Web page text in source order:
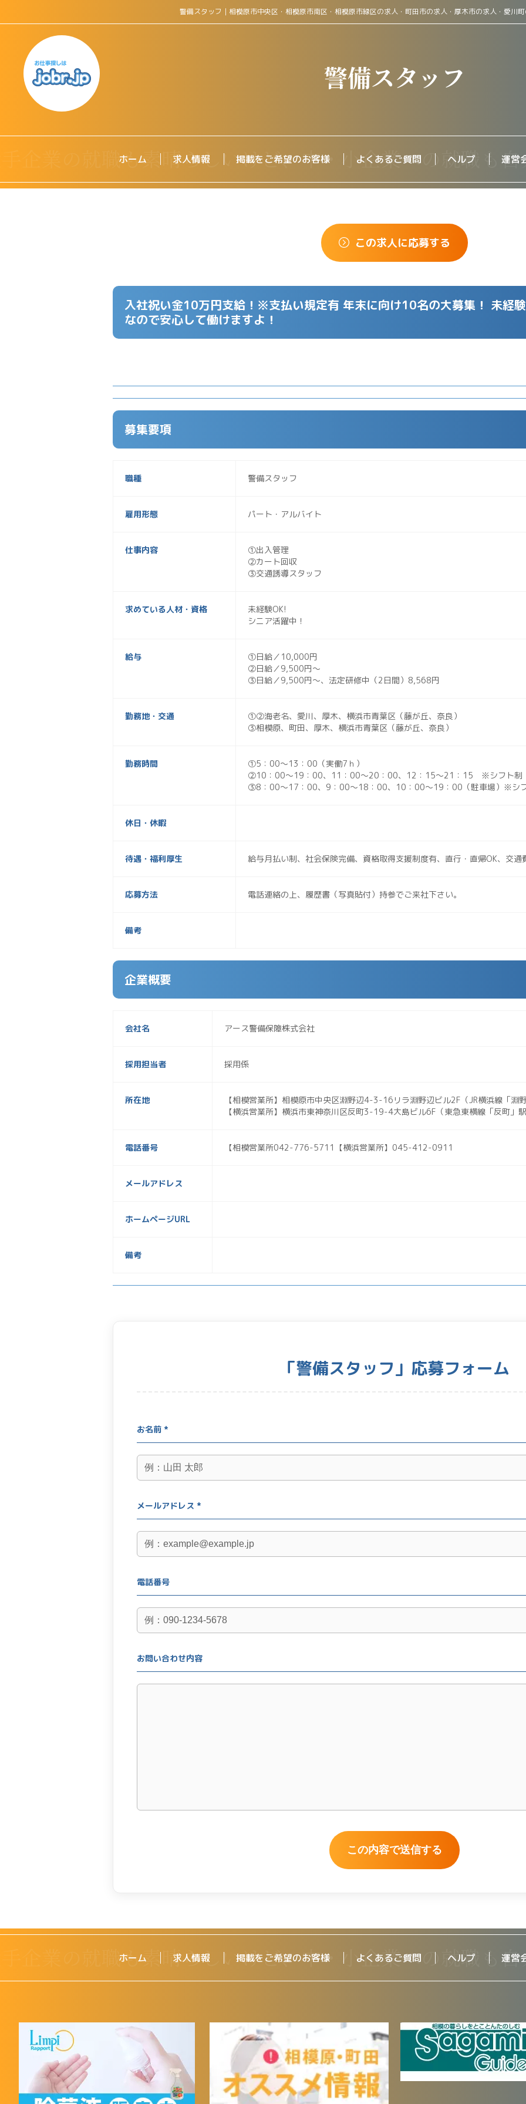
警備スタッフ｜相模原市中央区・相模原市南区・相模原市緑区の求人・町田市の求人・厚木市の求人・愛川
警備スタッフ
ホーム 求人情報 掲載をご希望のお客様 よくあるご質問 ヘルプ 運営
この求人に応募する
入社祝い金10万円支給！※支払い規定有 年末に向け10名の大募集！ 未経
なので安心して働けますよ！
募集要項
職種 警備スタッフ
雇用形態 パート・アルバイト
仕事内容
①出入管理
②カート回収
③交通誘導スタッフ
求めている人材・資格
未経験OK!
シニア活躍中！
給与
①日給／10,000円
②日給／9,500円～
③日給／9,500円～、法定研修中（2日間）8,568円
勤務地・交通
①②海老名、愛川、厚木、横浜市青葉区（藤が丘、奈良）
③相模原、町田、厚木、横浜市青葉区（藤が丘、奈良）
勤務時間
①5：00～13：00（実働7ｈ）
②10：00～19：00、11：00～20：00、12：15～21：15 ※シフト制
③8：00～17：00、9：00～18：00、10：00～19：00（駐車場）※シ
休日・休暇
待遇・福利厚生 給与月払い制、社会保険完備、資格取得支援制度有、直行・直帰OK、交通
応募方法 電話連絡の上、履歴書（写真貼付）持参でご来社下さい。
備考
企業概要
会社名 アース警備保障株式会社
採用担当者 採用係
所在地
【相模営業所】相模原市中央区淵野辺4-3-16リラ淵野辺ビル2F（JR横浜線「淵
【横浜営業所】横浜市東神奈川区反町3-19-4大島ビル6F（東急東横線「反町」
電話番号 【相模営業所042-776-5711【横浜営業所】045-412-0911
メールアドレス
ホームページURL
備考
「警備スタッフ」応募フォーム
お名前 *
メールアドレス *
電話番号
お問い合わせ内容
ホーム 求人情報 掲載をご希望のお客様 よくあるご質問 ヘルプ 運営